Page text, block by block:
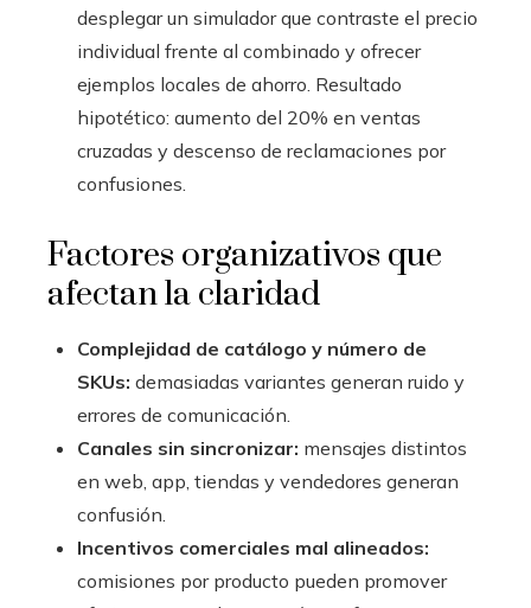
desplegar un simulador que contraste el precio
individual frente al combinado y ofrecer
ejemplos locales de ahorro. Resultado
hipotético: aumento del 20% en ventas
cruzadas y descenso de reclamaciones por
confusiones.
Factores organizativos que
afectan la claridad
Complejidad de catálogo y número de
SKUs: demasiadas variantes generan ruido y
errores de comunicación.
Canales sin sincronizar: mensajes distintos
en web, app, tiendas y vendedores generan
confusión.
Incentivos comerciales mal alineados:
comisiones por producto pueden promover